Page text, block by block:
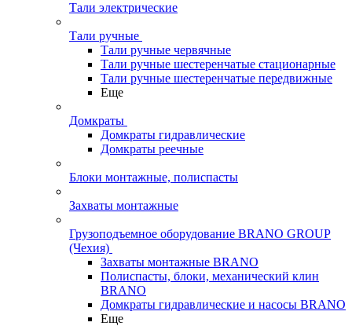
Тали электрические
Тали ручные
Тали ручные червячные
Тали ручные шестеренчатые стационарные
Тали ручные шестеренчатые передвижные
Еще
Домкраты
Домкраты гидравлические
Домкраты реечные
Блоки монтажные, полиспасты
Захваты монтажные
Грузоподъемное оборудование BRANO GROUP
(Чехия)
Захваты монтажные BRANO
Полиспасты, блоки, механический клин
BRANO
Домкраты гидравлические и насосы BRANO
Еще